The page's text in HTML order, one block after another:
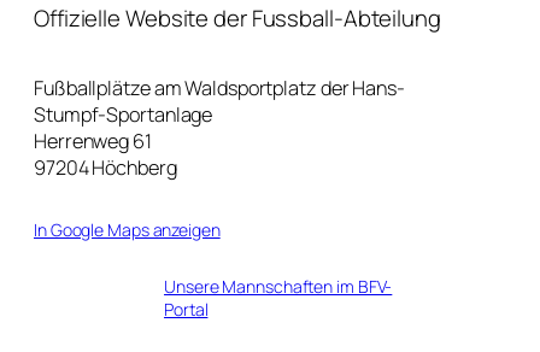
Offizielle Website der Fussball-Abteilung
Fußballplätze am Waldsportplatz der Hans-
Stumpf-Sportanlage
Herrenweg 61
97204 Höchberg
In Google Maps anzeigen
Unsere Mannschaften im BFV-
Portal